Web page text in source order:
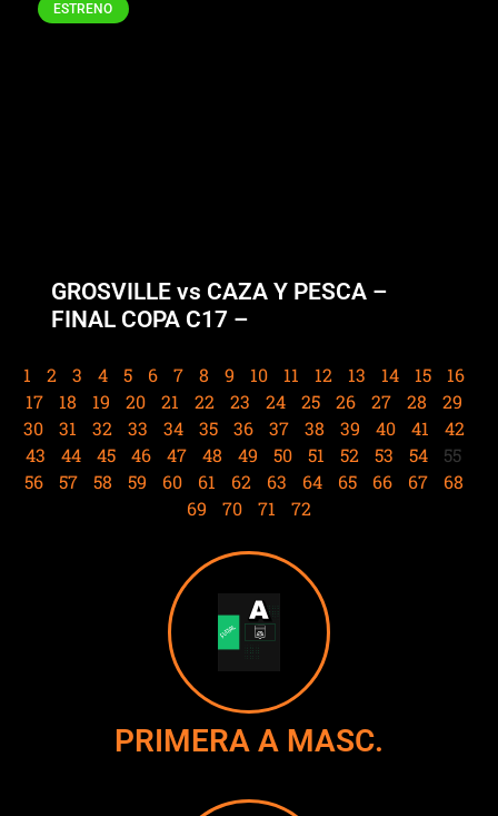
ESTRENO
GROSVILLE vs CAZA Y PESCA –
FINAL COPA C17 –
1 2 3 4 5 6 7 8 9 10 11 12 13 14 15
16
17
18 19 20 21 22 23 24 25 26 27 28
29
30
31 32 33 34 35 36 37 38 39 40 41
42
43
44 45 46 47 48 49 50 51 52 53 54
55
56
57 58 59 60 61 62 63 64 65 66 67
68
69
70 71 72
PRIMERA A MASC.